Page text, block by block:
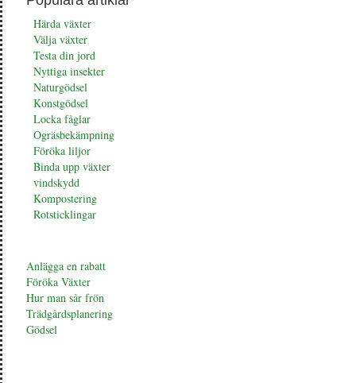
Härda växter
Välja växter
Testa din jord
Nyttiga insekter
Naturgödsel
Konstgödsel
Locka fåglar
Ogräsbekämpning
Föröka liljor
Binda upp växter
vindskydd
Kompostering
Rotsticklingar
Anlägga en rabatt
Föröka Växter
Hur man sår frön
Trädgårdsplanering
Gödsel